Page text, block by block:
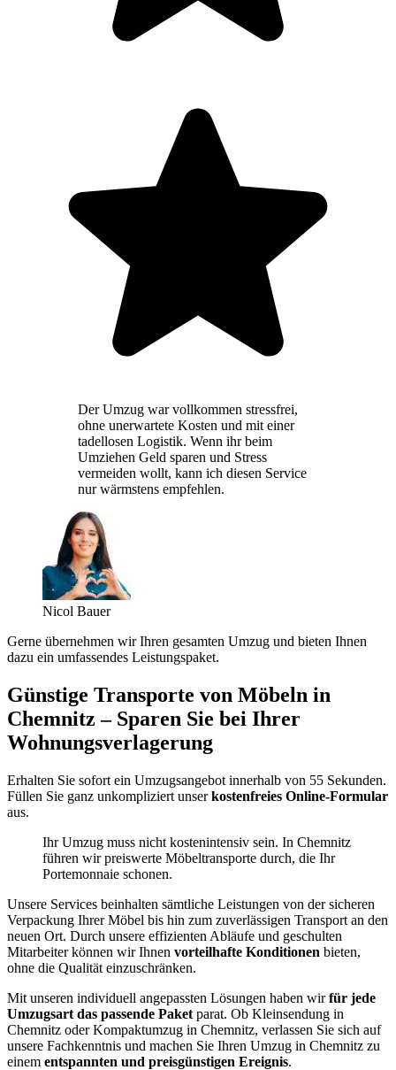
Der Umzug war vollkommen stressfrei,
ohne unerwartete Kosten und mit einer
tadellosen Logistik. Wenn ihr beim
Umziehen Geld sparen und Stress
vermeiden wollt, kann ich diesen Service
nur wärmstens empfehlen.
Nicol Bauer
Gerne übernehmen wir Ihren gesamten Umzug und bieten Ihnen
dazu ein umfassendes Leistungspaket.
Günstige Transporte von Möbeln in
Chemnitz – Sparen Sie bei Ihrer
Wohnungsverlagerung
Erhalten Sie sofort ein Umzugsangebot innerhalb von 55 Sekunden.
Füllen Sie ganz unkompliziert unserkostenfreies Online-Formular
aus.
Ihr Umzug muss nicht kostenintensiv sein. In Chemnitz
führen wir preiswerte Möbeltransporte durch, die Ihr
Portemonnaie schonen.
Unsere Services beinhalten sämtliche Leistungen von der sicheren
Verpackung Ihrer Möbel bis hin zum zuverlässigen Transport an den
neuen Ort. Durch unsere effizienten Abläufe und geschulten
Mitarbeiter können wir Ihnen vorteilhafte Konditionen bieten,
ohne die Qualität einzuschränken.
Mit unseren individuell angepassten Lösungen haben wirfür jede
Umzugsart das passende Paket parat. Ob Kleinsendung in
Chemnitz oder Kompaktumzug in Chemnitz, verlassen Sie sich auf
unsere Fachkenntnis und machen Sie Ihren Umzug in Chemnitz zu
einem entspannten und preisgünstigen Ereignis.